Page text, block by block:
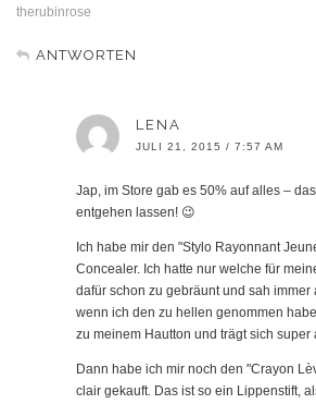
therubinrose
ANTWORTEN
LENA
JULI 21, 2015 / 7:57 AM
Jap, im Store gab es 50% auf alles –
entgehen lassen! 😉
Ich habe mir den "Stylo Rayonnant
Concealer. Ich hatte nur welche für
dafür schon zu gebräunt und sah immer
wenn ich den zu hellen genommen
zu meinem Hautton und trägt sich super
Dann habe ich mir noch den "Crayon
clair gekauft. Das ist so ein Lippenstift,